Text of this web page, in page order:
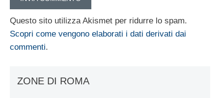
Questo sito utilizza Akismet per ridurre lo spam.
Scopri come vengono elaborati i dati derivati dai
commenti.
ZONE DI ROMA